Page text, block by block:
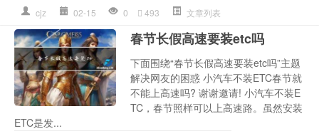
cjz 02-15 0 493 文章列表
春节长假高速要装etc吗
下面围绕“春节长假高速要装etc吗”主题
解决网友的困惑 小汽车不装ETC春节就
不能上高速吗? 谢谢邀请! 小汽车不装E
TC，春节照样可以上高速路。虽然安装
ETC是发...